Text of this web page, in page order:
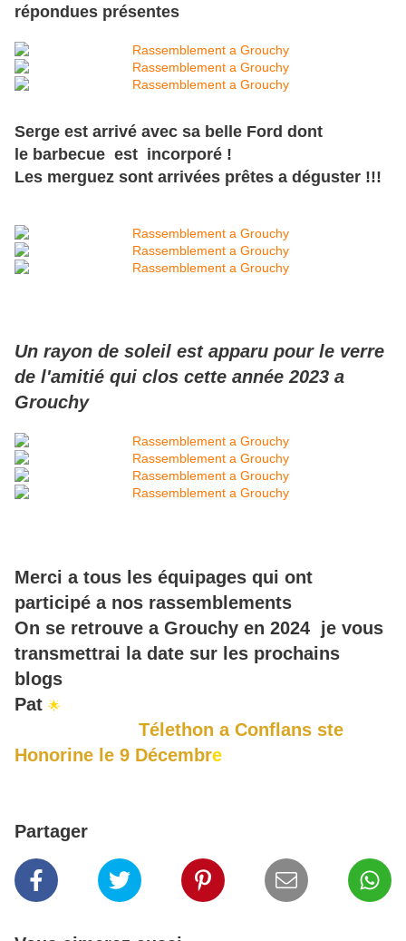
répondues présentes
Serge est arrivé avec sa belle Ford dont
le barbecue est incorporé !
Les merguez sont arrivées prêtes a déguster !!!
Un rayon de soleil est apparu pour le verre
de l'amitié qui clos cette année 2023 a
Grouchy
Merci a tous les équipages qui ont
participé a nos rassemblements
On se retrouve a Grouchy en 2024 je vous
transmettrai la date sur les prochains
blogs
Pat 🌟
Télethon a Conflans ste
Honorine le 9 Décembre
Partager